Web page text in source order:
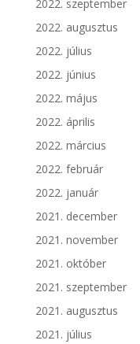
2022. szeptember
2022. augusztus
2022. július
2022. június
2022. május
2022. április
2022. március
2022. február
2022. január
2021. december
2021. november
2021. október
2021. szeptember
2021. augusztus
2021. július